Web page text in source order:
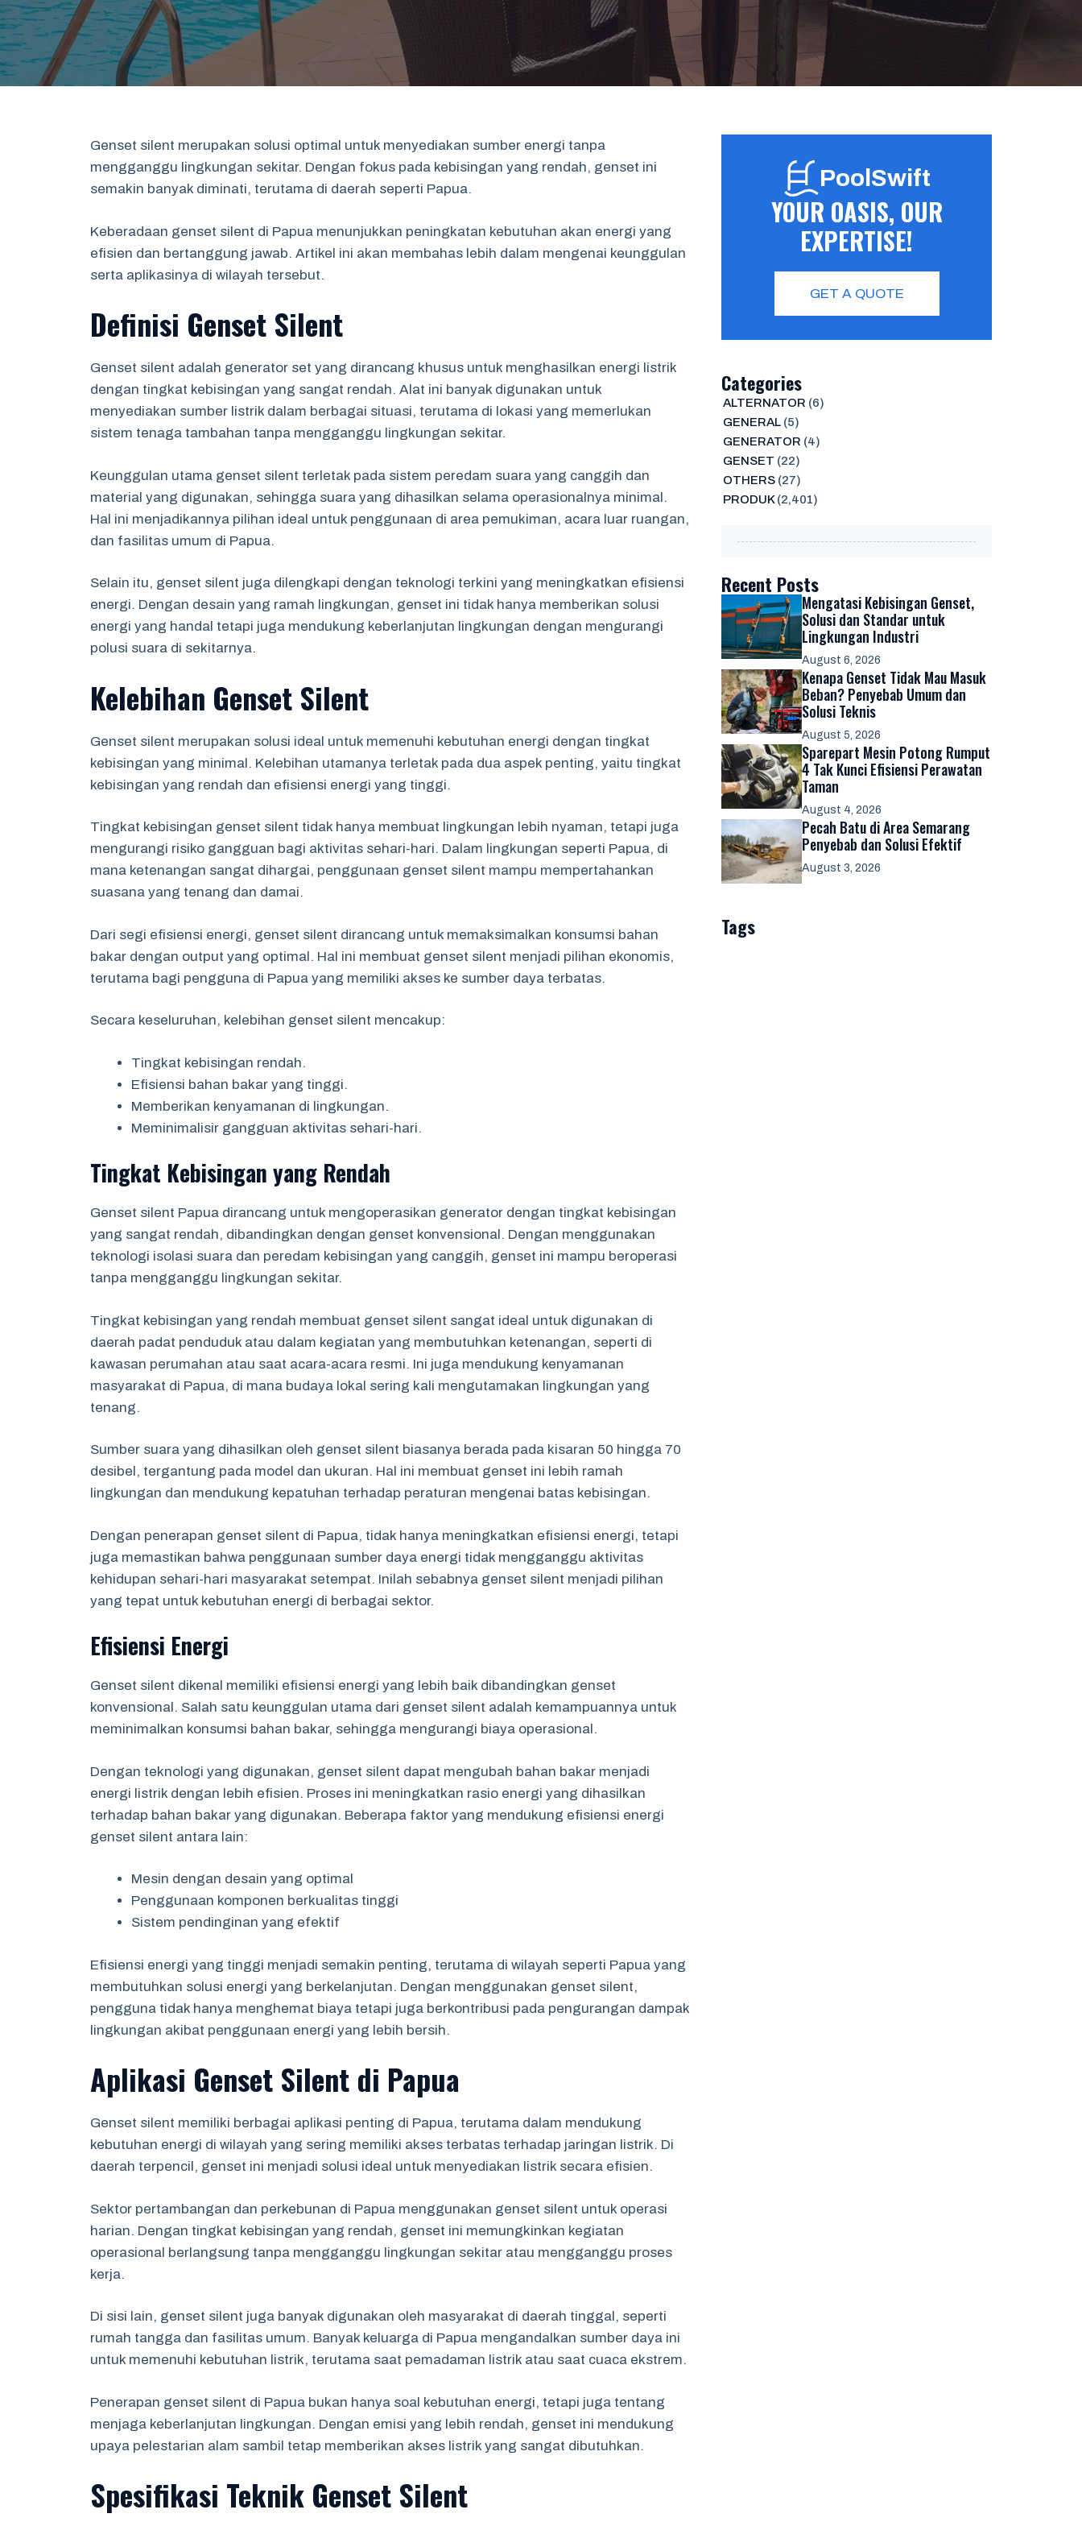
Genset silent merupakan solusi optimal untuk menyediakan sumber energi tanpa
mengganggu lingkungan sekitar. Dengan fokus pada kebisingan yang rendah, genset ini
semakin banyak diminati, terutama di daerah seperti Papua.
Keberadaan genset silent di Papua menunjukkan peningkatan kebutuhan akan energi yang
efisien dan bertanggung jawab. Artikel ini akan membahas lebih dalam mengenai keunggulan
serta aplikasinya di wilayah tersebut.
Definisi Genset Silent
Genset silent adalah generator set yang dirancang khusus untuk menghasilkan energi listrik
dengan tingkat kebisingan yang sangat rendah. Alat ini banyak digunakan untuk
menyediakan sumber listrik dalam berbagai situasi, terutama di lokasi yang memerlukan
sistem tenaga tambahan tanpa mengganggu lingkungan sekitar.
Keunggulan utama genset silent terletak pada sistem peredam suara yang canggih dan
material yang digunakan, sehingga suara yang dihasilkan selama operasionalnya minimal.
Hal ini menjadikannya pilihan ideal untuk penggunaan di area pemukiman, acara luar ruangan,
dan fasilitas umum di Papua.
Selain itu, genset silent juga dilengkapi dengan teknologi terkini yang meningkatkan efisiensi
energi. Dengan desain yang ramah lingkungan, genset ini tidak hanya memberikan solusi
energi yang handal tetapi juga mendukung keberlanjutan lingkungan dengan mengurangi
polusi suara di sekitarnya.
Kelebihan Genset Silent
Genset silent merupakan solusi ideal untuk memenuhi kebutuhan energi dengan tingkat
kebisingan yang minimal. Kelebihan utamanya terletak pada dua aspek penting, yaitu tingkat
kebisingan yang rendah dan efisiensi energi yang tinggi.
Tingkat kebisingan genset silent tidak hanya membuat lingkungan lebih nyaman, tetapi juga
mengurangi risiko gangguan bagi aktivitas sehari-hari. Dalam lingkungan seperti Papua, di
mana ketenangan sangat dihargai, penggunaan genset silent mampu mempertahankan
suasana yang tenang dan damai.
Dari segi efisiensi energi, genset silent dirancang untuk memaksimalkan konsumsi bahan
bakar dengan output yang optimal. Hal ini membuat genset silent menjadi pilihan ekonomis,
terutama bagi pengguna di Papua yang memiliki akses ke sumber daya terbatas.
Secara keseluruhan, kelebihan genset silent mencakup:
Tingkat kebisingan rendah.
Efisiensi bahan bakar yang tinggi.
Memberikan kenyamanan di lingkungan.
Meminimalisir gangguan aktivitas sehari-hari.
Tingkat Kebisingan yang Rendah
Genset silent Papua dirancang untuk mengoperasikan generator dengan tingkat kebisingan
yang sangat rendah, dibandingkan dengan genset konvensional. Dengan menggunakan
teknologi isolasi suara dan peredam kebisingan yang canggih, genset ini mampu beroperasi
tanpa mengganggu lingkungan sekitar.
Tingkat kebisingan yang rendah membuat genset silent sangat ideal untuk digunakan di
daerah padat penduduk atau dalam kegiatan yang membutuhkan ketenangan, seperti di
kawasan perumahan atau saat acara-acara resmi. Ini juga mendukung kenyamanan
masyarakat di Papua, di mana budaya lokal sering kali mengutamakan lingkungan yang
tenang.
Sumber suara yang dihasilkan oleh genset silent biasanya berada pada kisaran 50 hingga 70
desibel, tergantung pada model dan ukuran. Hal ini membuat genset ini lebih ramah
lingkungan dan mendukung kepatuhan terhadap peraturan mengenai batas kebisingan.
Dengan penerapan genset silent di Papua, tidak hanya meningkatkan efisiensi energi, tetapi
juga memastikan bahwa penggunaan sumber daya energi tidak mengganggu aktivitas
kehidupan sehari-hari masyarakat setempat. Inilah sebabnya genset silent menjadi pilihan
yang tepat untuk kebutuhan energi di berbagai sektor.
Efisiensi Energi
Genset silent dikenal memiliki efisiensi energi yang lebih baik dibandingkan genset
konvensional. Salah satu keunggulan utama dari genset silent adalah kemampuannya untuk
meminimalkan konsumsi bahan bakar, sehingga mengurangi biaya operasional.
Dengan teknologi yang digunakan, genset silent dapat mengubah bahan bakar menjadi
energi listrik dengan lebih efisien. Proses ini meningkatkan rasio energi yang dihasilkan
terhadap bahan bakar yang digunakan. Beberapa faktor yang mendukung efisiensi energi
genset silent antara lain:
Mesin dengan desain yang optimal
Penggunaan komponen berkualitas tinggi
Sistem pendinginan yang efektif
Efisiensi energi yang tinggi menjadi semakin penting, terutama di wilayah seperti Papua yang
membutuhkan solusi energi yang berkelanjutan. Dengan menggunakan genset silent,
pengguna tidak hanya menghemat biaya tetapi juga berkontribusi pada pengurangan dampak
lingkungan akibat penggunaan energi yang lebih bersih.
Aplikasi Genset Silent di Papua
Genset silent memiliki berbagai aplikasi penting di Papua, terutama dalam mendukung
kebutuhan energi di wilayah yang sering memiliki akses terbatas terhadap jaringan listrik. Di
daerah terpencil, genset ini menjadi solusi ideal untuk menyediakan listrik secara efisien.
Sektor pertambangan dan perkebunan di Papua menggunakan genset silent untuk operasi
harian. Dengan tingkat kebisingan yang rendah, genset ini memungkinkan kegiatan
operasional berlangsung tanpa mengganggu lingkungan sekitar atau mengganggu proses
kerja.
Di sisi lain, genset silent juga banyak digunakan oleh masyarakat di daerah tinggal, seperti
rumah tangga dan fasilitas umum. Banyak keluarga di Papua mengandalkan sumber daya ini
untuk memenuhi kebutuhan listrik, terutama saat pemadaman listrik atau saat cuaca ekstrem.
Penerapan genset silent di Papua bukan hanya soal kebutuhan energi, tetapi juga tentang
menjaga keberlanjutan lingkungan. Dengan emisi yang lebih rendah, genset ini mendukung
upaya pelestarian alam sambil tetap memberikan akses listrik yang sangat dibutuhkan.
Spesifikasi Teknik Genset Silent
PoolSwift
YOUR OASIS, OUR
EXPERTISE!
GET A QUOTE
Categories
ALTERNATOR (6)
GENERAL(5)
GENERATOR (4)
GENSET (22)
OTHERS(27)
PRODUK(2,401)
Recent Posts
Mengatasi Kebisingan Genset,
Solusi dan Standar untuk
Lingkungan Industri
August 6, 2026
Kenapa Genset Tidak Mau Masuk
Beban? Penyebab Umum dan
Solusi Teknis
August 5, 2026
Sparepart Mesin Potong Rumput
4 Tak Kunci Efisiensi Perawatan
Taman
August 4, 2026
Pecah Batu di Area Semarang
Penyebab dan Solusi Efektif
August 3, 2026
Tags